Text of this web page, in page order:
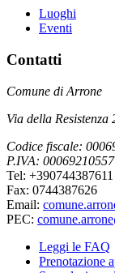
Luoghi
Eventi
Contatti
Comune di Arrone
Via della
Codice fiscale:
P.IVA: 00069210557
Tel: +390744387611
Fax: 0744387626
Email:
PEC:
Leggi le FAQ
Prenotazione